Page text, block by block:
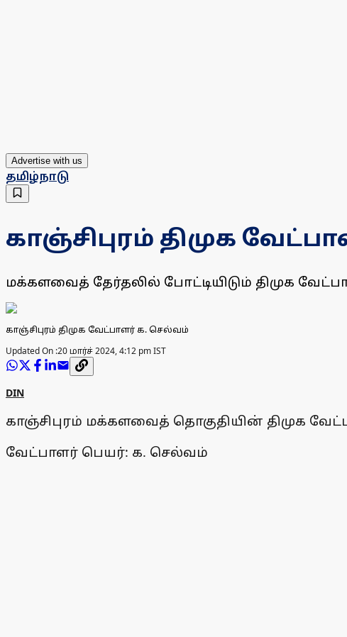
Advertise with us
தமிழ்நாடு
காஞ்சிபுரம் திமுக
மக்களவைத் தேர்தலில் போட்டியிடும் திமுக
காஞ்சிபுரம் திமுக வேட்பாளர் க. செல்வம்
Updated On :20 மார்ச் 2024, 4:12 pm IST
DIN
காஞ்சிபுரம் மக்களவைத் தொகுதியின் திமுக
வேட்பாளர் பெயர்: க. செல்வம்